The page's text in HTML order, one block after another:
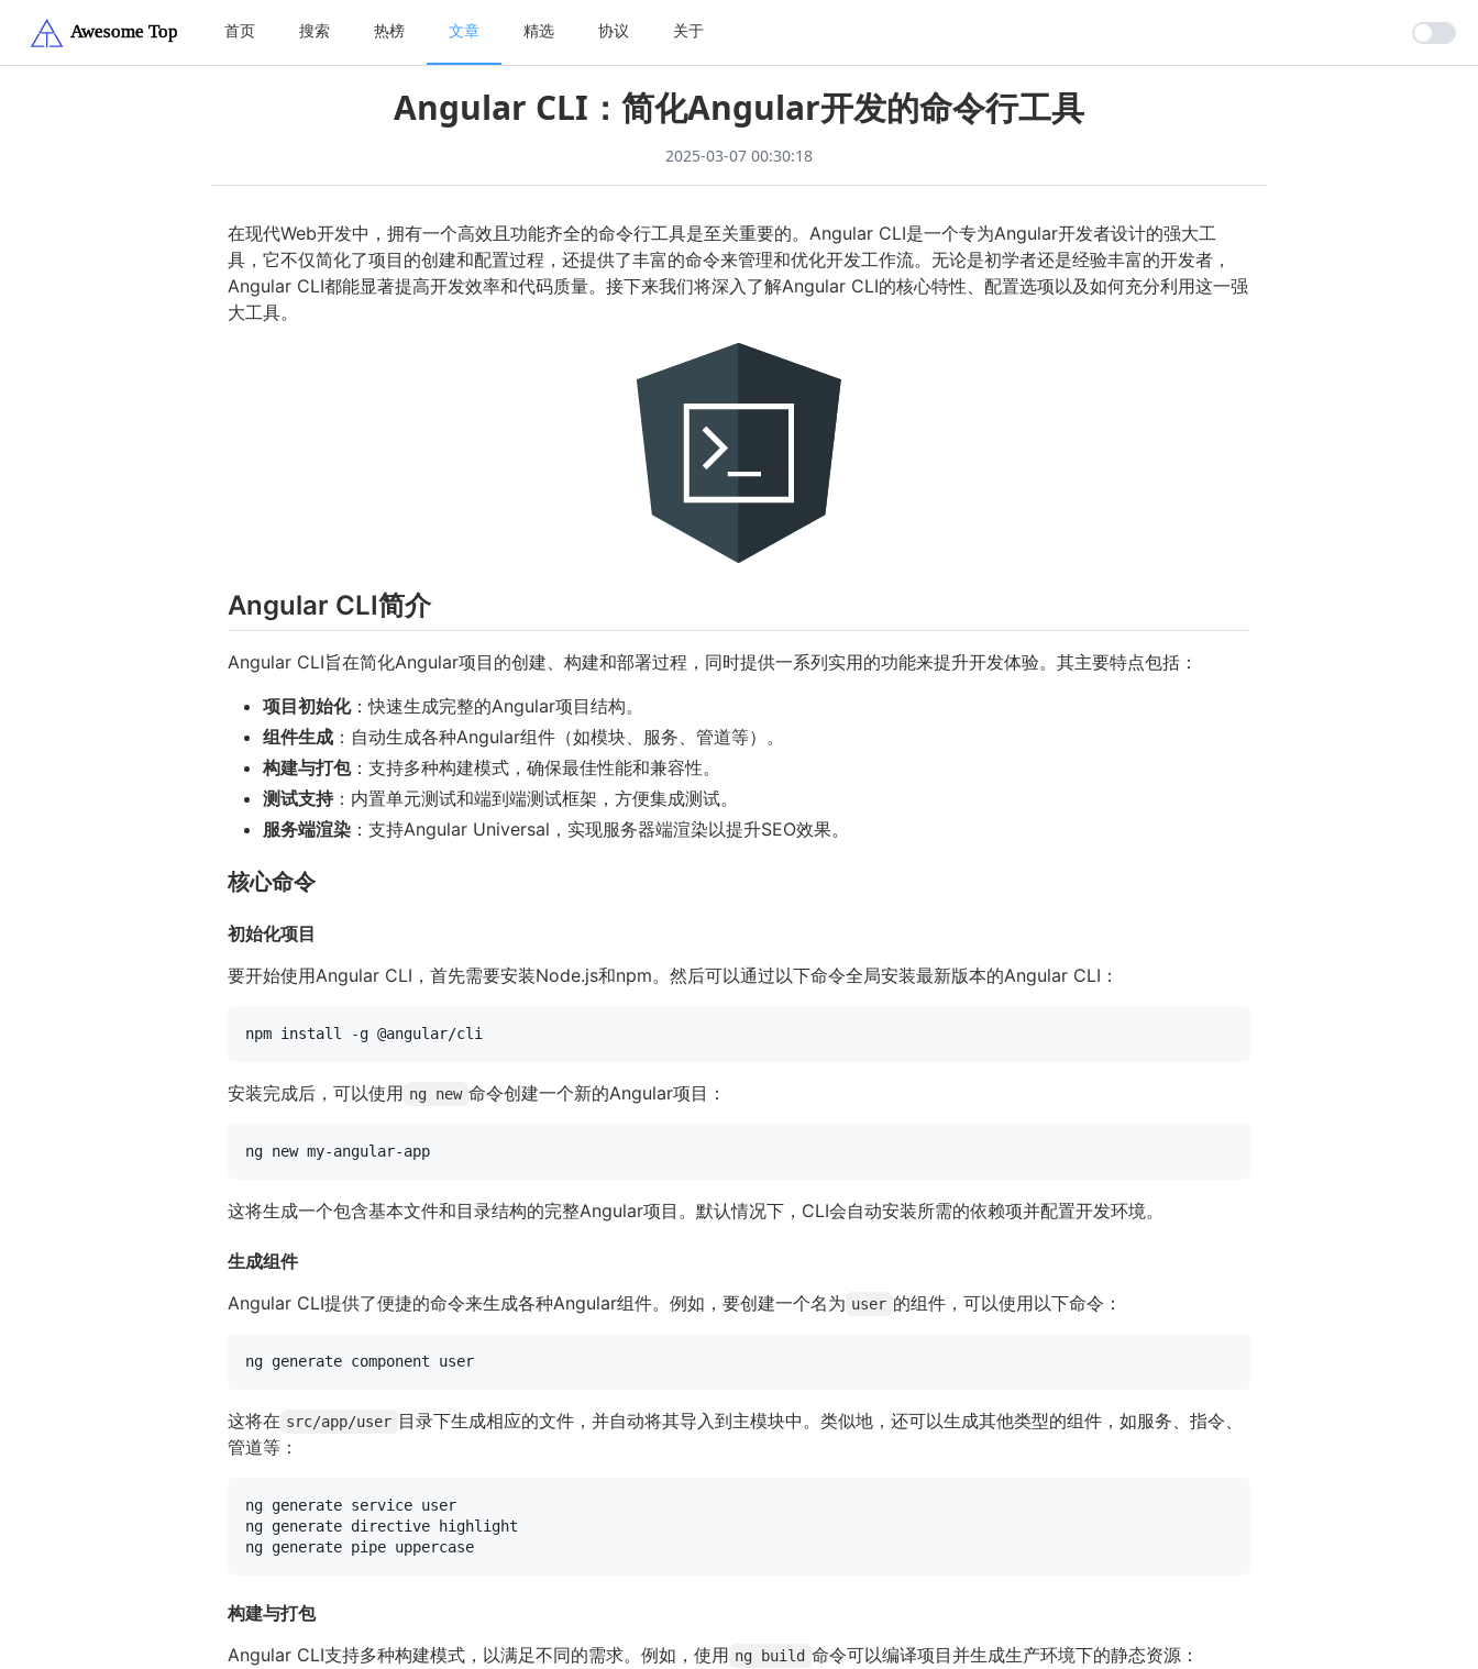
首页 搜索 热榜 文章 精选 协议 关于
Angular CLI：简化Angular开发的命令行工具
2025-03-07 00:30:18
在现代Web开发中，拥有一个高效且功能齐全的命令行工具是至关重要的。Angular CLI是一个专为Angular开发者设计的强大工
具，它不仅简化了项目的创建和配置过程，还提供了丰富的命令来管理和优化开发工作流。无论是初学者还是经验丰富的开发者，
Angular CLI都能显著提高开发效率和代码质量。接下来我们将深入了解Angular CLI的核心特性、配置选项以及如何充分利用这一强
大工具。
Angular CLI简介
Angular CLI旨在简化Angular项目的创建、构建和部署过程，同时提供一系列实用的功能来提升开发体验。其主要特点包括：
项目初始化：快速生成完整的Angular项目结构。
组件生成 ：自动生成各种Angular组件（如模块、服务、管道等）。
构建与打包：支持多种构建模式，确保最佳性能和兼容性。
测试支持：内置单元测试和端到端测试框架，方便集成测试。
服务端渲染 ：支持Angular Universal，实现服务器端渲染以提升SEO效果。
核心命令
初始化项目
要开始使用Angular CLI，首先需要安装Node.js和npm。然后可以通过以下命令全局安装最新版本的Angular CLI：
安装完成后，可以使用 ng new 命令创建一个新的Angular项目：
这将生成一个包含基本文件和目录结构的完整Angular项目。默认情况下，CLI会自动安装所需的依赖项并配置开发环境。
生成组件
Angular CLI提供了便捷的命令来生成各种Angular组件。例如，要创建一个名为 user 的组件，可以使用以下命令：
这将在 src/app/user 目录下生成相应的文件，并自动将其导入到主模块中。类似地，还可以生成其他类型的组件，如服务、指令、
管道等：
ng generate service user
ng generate directive highlight
构建与打包
Angular CLI支持多种构建模式，以满足不同的需求。例如，使用 ng build 命令可以编译项目并生成生产环境下的静态资源：